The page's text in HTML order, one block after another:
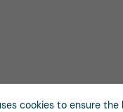
cookies to ensure